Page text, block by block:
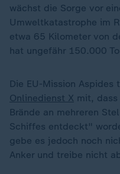
wächst die Sorge vor
Umweltkatastrophe im
etwa 65 Kilometer von
hat ungefähr 150.000
Die EU-Mission
Onlinedienst X mit,
Brände an mehreren
Schiffes entdeckt"
gebe es jedoch noch
Anker und treibe nicht